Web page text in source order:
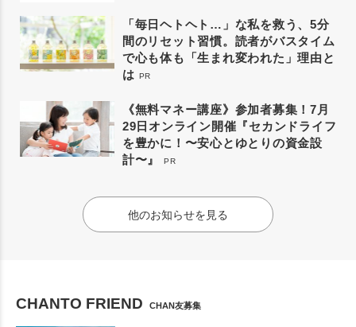
「毎日ヘトヘト…」な私を救う、5分
間のリセット習慣。読者がバスタイム
で心も体も「生まれ変われた」理由と
は PR
《無料マネー講座》参加者募集！7月
29日オンライン開催『セカンドライフ
を豊かに！〜安心とゆとりの資金設
計〜』
PR
他のお知らせを見る
CHANTO FRIEND CHAN友募集